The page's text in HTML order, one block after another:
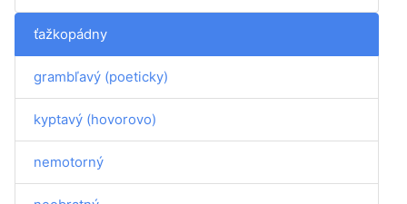
ťažkopádny
grambľavý (poeticky)
kyptavý (hovorovo)
nemotorný